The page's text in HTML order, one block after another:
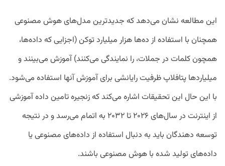
این مطالعه نشان می‌دهد که جدیدترین مدل‌های هوش مصنوعی
همچنان با استفاده از ده‌ها هزار میلیارد توکن (اجزایی که داده‌ها،
همچون کلمات در جملات، را نمایندگی می‌کنند) آموزش می‌بینند و
میلیارد‌ها پتافلاپ ظرفیت رایانشی برای آموزش آنها استفاده می‌شود.
با این حال این تحقیقات اشاره می‌کند که زنجیره تامین داده‌ آموزشی
از اینترنت در سال‌های ۲۰۲۶ تا ۲۰۳۲ به اتمام می‌رسد و در نتیجه
توسعه دهندگان باید به دنبال استفاده از داده‌های مصنوعی یا
داده‌های تولید شده با هوش مصنوعی باشند.